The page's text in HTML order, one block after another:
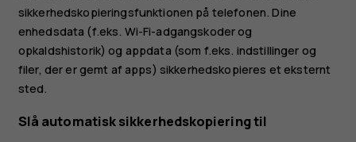
sikkerhedskopieringsfunktionen på telefonen. Dine
enhedsdata (f.eks. Wi-Fi-adgangskoder og
opkaldshistorik) og appdata (som f.eks. indstillinger og
filer, der er gemt af apps) sikkerhedskopieres et eksternt
sted.
Slå automatisk sikkerhedskopiering til